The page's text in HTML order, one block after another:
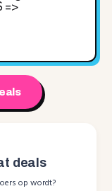
=>
deals
op wordt?